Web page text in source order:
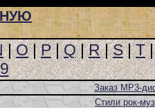
|O|P|Q|R|S|T
Заказ MP3-
Стили рок-